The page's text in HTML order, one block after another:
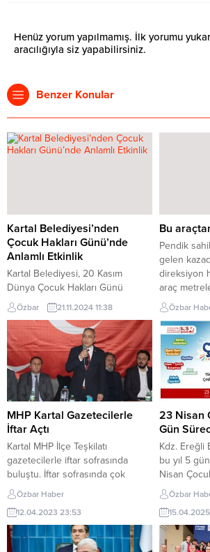
Henüz yorum yapılmamış. İlk yorumu
aracılığıyla siz yapabilirsiniz.
Benzer Konular
Kartal Belediyesi’nden
Çocuk Hakları Günü’nde
Anlamlı Etkinlik
Kartal Belediyesi, 20 Kasım
Dünya Çocuk Hakları Günü
kapsamında ilçedeki çocuklara
yönelik anlamlı biretkinlik dizisi
düzenledi. Çocuk hakları ile ilgili
farkındalık oluşturmak amacıyla
yapılan etkinliklereçocuklar büyük
ilgi gösterdi.Kartal Belediyesi Kreş
Müdürlüğü tarafından 20 Kasım
Dünya Çocuk Hakları Günü’ne
dikkat çekmek veçocuklara
haklarının önemini anlatmak
amacıyla düzenlenen
etkinliklerde, çocuklar eğlenerek
öğrendi.Alanında...
Özbar 21.11.2024 11:38
Bu
Pendik
gelen
direksiyon
araç
trafik
geliş-gidiş
yan olarak
Özbar
MHP Kartal Gazetecilerle
İftar Açtı
Kartal MHP İlçe Teşkilatı
gazetecilerle iftar sofrasında
buluştu. İftar sofrasında çok
sayıda gazetecinin yanı sıra MHP
İstanbul 1. Bölge Milletvekili
adayları da yer aldı. Kartal Şimal
restoranda gerçekleşen iftar
yemeğine Kartal MHP İlçe Başkanı
Özbar Haber
12.04.2023 23:53
23 Nisan
Gün
Kdz. Ereğli
bu yıl 5
Nisan
belli oldu.
günü
niteliğinde
İnönü
çevresinde
Özbar